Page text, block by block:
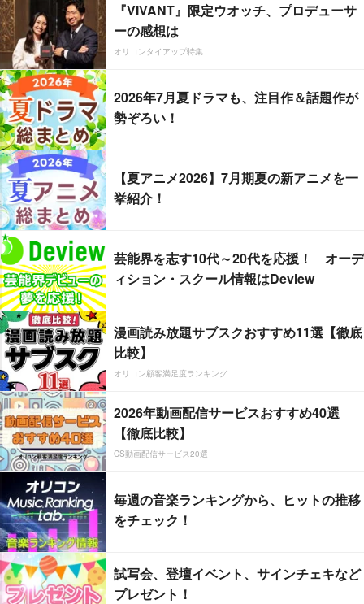
『VIVANT』限定ウオッチ、プロデューサ
ーの感想は
オリコンタイアップ特集
2026年7月夏ドラマも、注目作＆話題作が
勢ぞろい！
【夏アニメ2026】7月期夏の新アニメを一
挙紹介！
芸能界を志す10代～20代を応援！ オーデ
ィション・スクール情報はDeview
漫画読み放題サブスクおすすめ11選【徹底
比較】
オリコン顧客満足度ランキング
2026年動画配信サービスおすすめ40選
【徹底比較】
CS動画配信サービス20選
毎週の音楽ランキングから、ヒットの推移
をチェック！
試写会、登壇イベント、サインチェキなど
プレゼント！